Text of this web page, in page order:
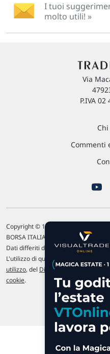
I tuoi
molto utili! »
Via
P.IVA 02
Commenti
Copyright © 1996-2026 Traderlink
BORSA ITALIANA Quotazioni di
Dati differiti di 15 min. (fonte
L'utilizzo di questo sito implica
utilizzo, del Disclaimer MAR, delle
cookie.